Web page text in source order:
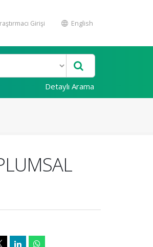
Girişi English
Detaylı Arama